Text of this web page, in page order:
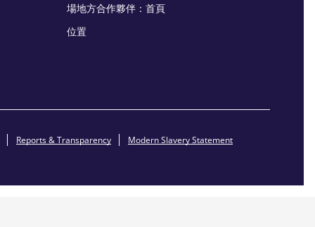
場地方合作夥伴：首頁
位置
Reports & Transparency Modern Slavery Statement